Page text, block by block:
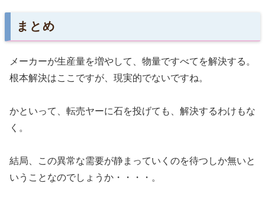
まとめ
メーカーが生産量を増やして、物量ですべてを解決する。
根本解決はここですが、現実的でないですね。
かといって、転売ヤーに石を投げても、解決するわけもな
く。
結局、この異常な需要が静まっていくのを待つしか無いと
いうことなのでしょうか・・・・。